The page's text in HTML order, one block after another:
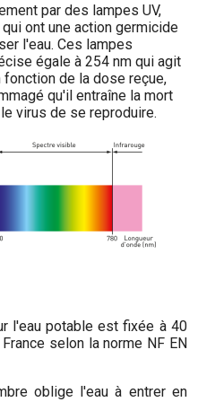
par des lampes UV,
ont une action germicide
l'eau. Ces lampes
égale à 254 nm qui agit
fonction de la dose reçue,
qu'il entraîne la mort
virus de se reproduire.
l'eau potable est fixée à 40
selon la norme NF EN
oblige l'eau à entrer en